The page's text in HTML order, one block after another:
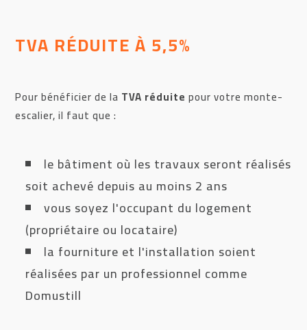
TVA RÉDUITE À 5,5%
Pour bénéficier de la TVA réduite pour votre monte-
escalier, il faut que :
le bâtiment où les travaux seront réalisés
soit achevé depuis au moins 2 ans
vous soyez l'occupant du logement
(propriétaire ou locataire)
la fourniture et l'installation soient
réalisées par un professionnel comme
Domustill